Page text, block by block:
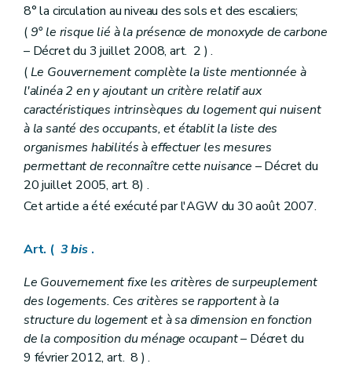
8° la circulation au niveau des sols et des escaliers;
(9° le risque lié à la présence de monoxyde de carbone
– Décret du 3 juillet 2008, art. 2 ) .
(Le Gouvernement complète la liste mentionnée à
l'alinéa 2 en y ajoutant un critère relatif aux
caractéristiques intrinsèques du logement qui nuisent
à la santé des occupants, et établit la liste des
organismes habilités à effectuer les mesures
permettant de reconnaître cette nuisance – Décret du
20 juillet 2005, art. 8) .
Cet article a été exécuté par l'AGW du 30 août 2007.
Art. ( 3bis .
Le Gouvernement fixe les critères de surpeuplement
des logements. Ces critères se rapportent à la
structure du logement et à sa dimension en fonction
de la composition du ménage occupant– Décret du
9 février 2012, art. 8 ) .